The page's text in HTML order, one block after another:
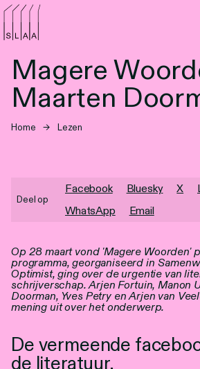
Magere
Maarten
Home → Lezen
Op 28 maart vond 'Magere Woorden'
programma, georganiseerd in
Optimist, ging over de urgentie van
schrijverschap. Arjen Fortuin, Manon
Doorman, Yves Petry en Arjen van
mening uit over het onderwerp.
De vermeende
de literatuur.
Deel op
Facebook Bluesky X
WhatsApp
Email
Agenda
Programma's
Lezen
Nieuwsbrief
Vacatures
Locaties
Personen
Toegankelijkheid